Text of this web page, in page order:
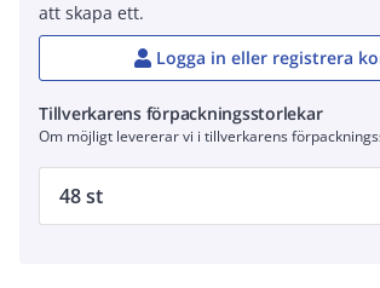
att skapa ett.
Logga in eller registrera
Tillverkarens förpackningsstorlekar
Om möjligt levererar vi i tillverkarens
48 st